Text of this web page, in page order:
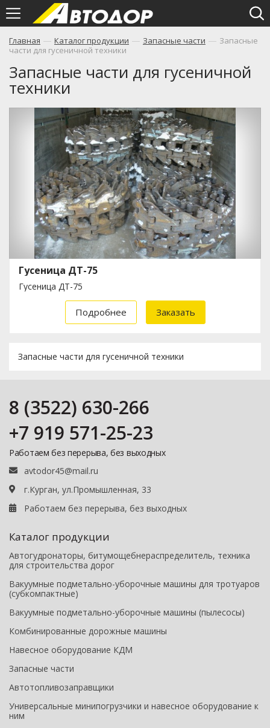
Главная — Каталог продукции — Запасные части — Запасные
части для гусеничной техники
Запасные части для гусеничной
техники
Гусеница ДТ-75
Гусеница ДТ-75
Подробнее Заказать
Запасные части для гусеничной техники
8 (3522) 630-266
+7 919 571-25-23
Работаем без перерыва, без выходных
avtodor45@mail.ru
г.Курган, ул.Промышленная, 33
Работаем без перерыва, без выходных
Каталог продукции
Автогудронаторы, битумощебнераспределитель, техника
для строительства дорог
Вакуумные подметально-уборочные машины для тротуаров
(субкомпактные)
Вакуумные подметально-уборочные машины (пылесосы)
Комбинированные дорожные машины
Навесное оборудование КДМ
Запасные части
Автотопливозаправщики
Универсальные минипогрузчики и навесное оборудование к
ним